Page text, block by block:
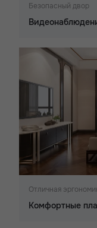
Безопасный двор
Отличная
Комфортные